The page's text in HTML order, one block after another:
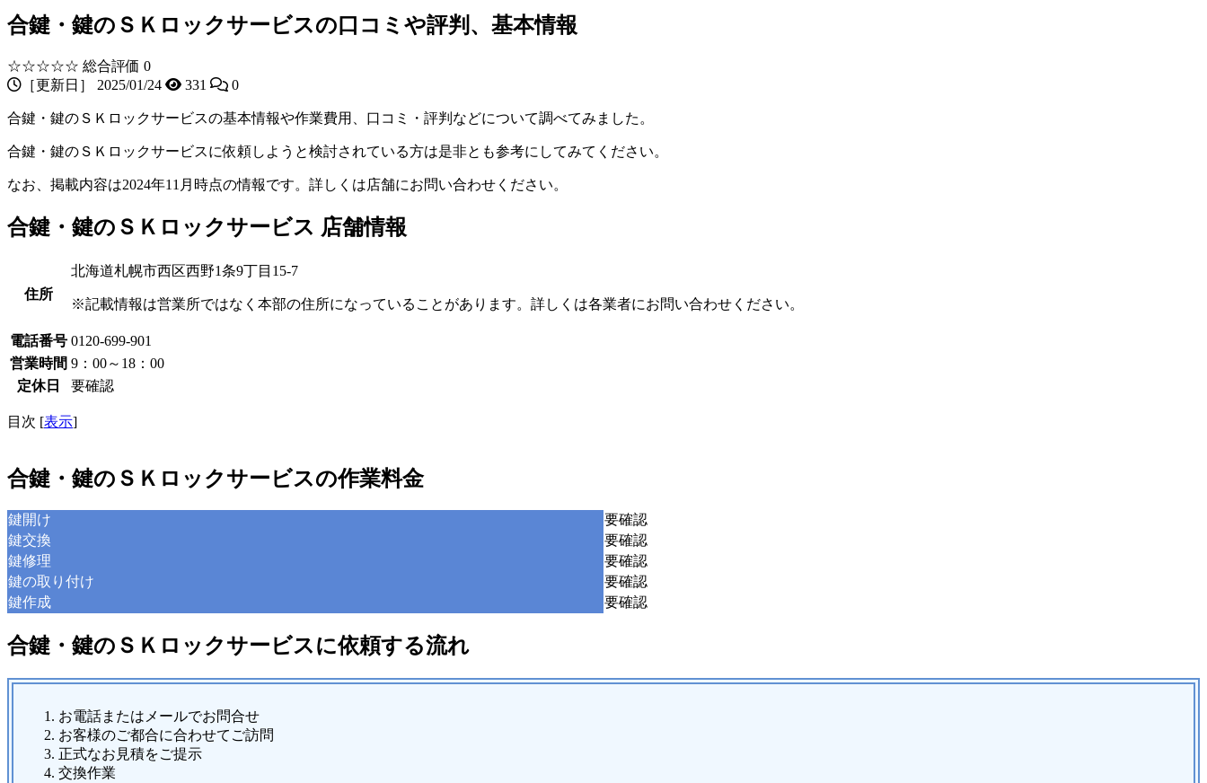
合鍵・鍵のＳＫロックサービスの口コミや評判、基本情報
☆☆☆☆☆ 総合評価 0
［更新日］ 2025/01/24
331 0
合鍵・鍵のＳＫロックサービスの基本情報や作業費用、口コミ・評判などについて調べてみました。
合鍵・鍵のＳＫロックサービスに依頼しようと検討されている方は是非とも参考にしてみてください。
なお、掲載内容は2024年11月時点の情報です。詳しくは店舗にお問い合わせください。
合鍵・鍵のＳＫロックサービス 店舗情報
住所
北海道札幌市西区西野1条9丁目15-7
※記載情報は営業所ではなく本部の住所になっていることがあります。詳しくは各業者にお問い合わせください。
電話番号 0120-699-901
営業時間 9：00～18：00
定休日
要確認
目次 [表示]
合鍵・鍵のＳＫロックサービスの作業料金
鍵開け
要確認
鍵交換
要確認
鍵修理
要確認
鍵の取り付け
要確認
鍵作成
要確認
合鍵・鍵のＳＫロックサービスに依頼する流れ
お電話またはメールでお問合せ
お客様のご都合に合わせてご訪問
正式なお見積をご提示
交換作業